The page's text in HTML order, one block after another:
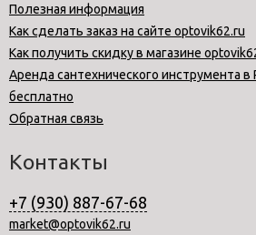
Полезная информация
Как сделать заказ на сайте optovik62.ru
Как получить скидку в магазине
Аренда сантехнического инструмента в
бесплатно
Обратная связь
Контакты
+7 (930) 887-67-68
market@optovik62.ru